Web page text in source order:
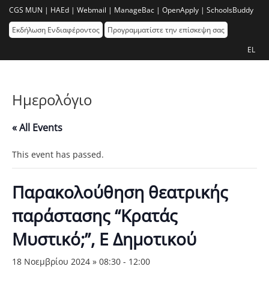
CGS MUN | HAEd | Webmail | ManageBac | OpenApply | SchoolsBuddy
Εκδήλωση Ενδιαφέροντος
Προγραμματίστε την επίσκεψη σας
EL
Ημερολόγιο
« All Events
This event has passed.
Παρακολούθηση θεατρικής
παράστασης “Κρατάς
Μυστικό;”, Ε Δημοτικού
18 Νοεμβρίου 2024 » 08:30 - 12:00